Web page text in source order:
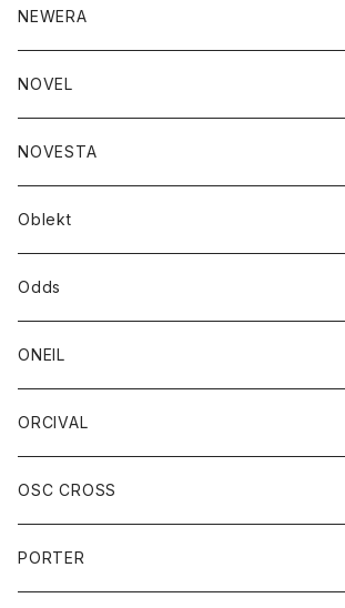
コート
ジャケット
アクセサリー
バッグ
グッズ
ウォレット
靴
トップス
ジャケット
シャツ
ボトム
ショートパンツ
パンツ
レディース
シャツ
Tシャツ
アウター
コート
ジャケット
アクセサリー
バッグ
ブレスレット
グッズ
靴
ストール/マフラー
トップス
シャツ
シャツジャケット
ボトム
ショートパンツ
ジーンズ
NEWERA
帽子
NOVEL
トップス
カットソー
スエット
ボトム
NOVESTA
Oblekt
ボトム
ショートパンツ
パンツ
レディース
ボトム
Odds
帽子
ONEIL
スカート
ORCIVAL
アウター
コート
アクセサリー
OSC CROSS
ダウンジャケット
PORTER